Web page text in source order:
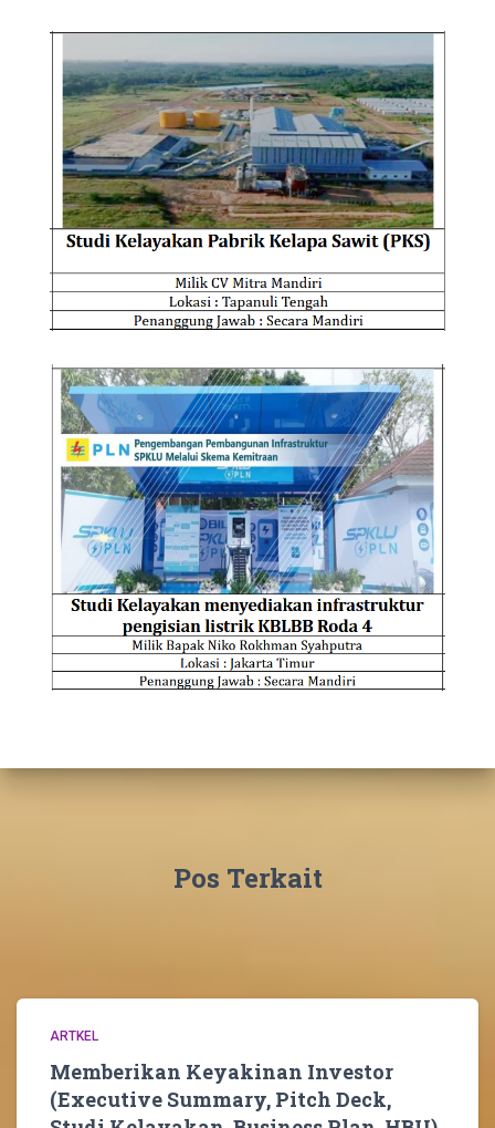
Pos Terkait
ARTKEL
Memberikan Keyakinan Investor
(Executive Summary, Pitch Deck,